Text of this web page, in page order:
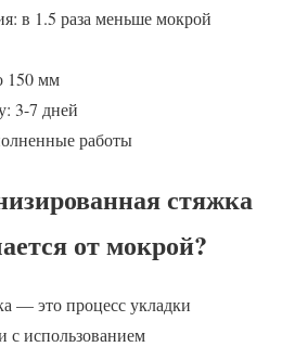
в 1.5 раза меньше мокрой
150 мм
3-7 дней
работы
стяжка
от мокрой?
— это процесс укладки
с использованием